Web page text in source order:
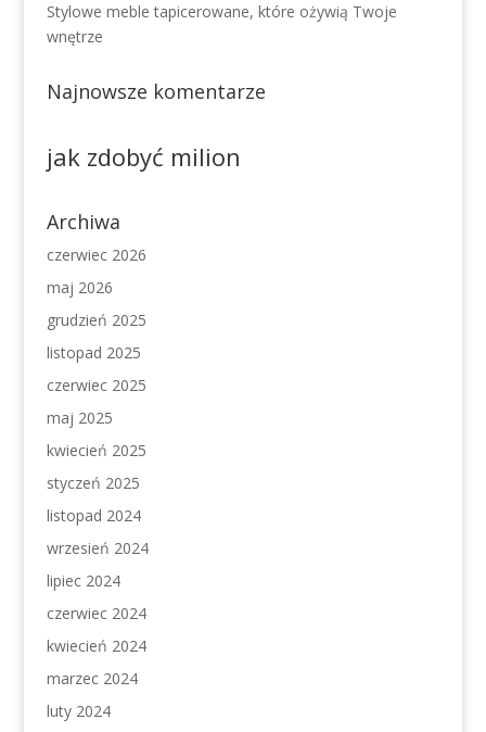
Stylowe meble tapicerowane, które ożywią Twoje
wnętrze
Najnowsze komentarze
jak zdobyć milion
Archiwa
czerwiec 2026
maj 2026
grudzień 2025
listopad 2025
czerwiec 2025
maj 2025
kwiecień 2025
styczeń 2025
listopad 2024
wrzesień 2024
lipiec 2024
czerwiec 2024
kwiecień 2024
marzec 2024
luty 2024